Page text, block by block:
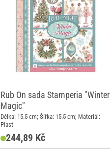
Rub On sada Stamperia "Winter
Magic"
Délka: 15.5 cm; Šířka: 15.5 cm; Materiál:
Plast
244,89 Kč